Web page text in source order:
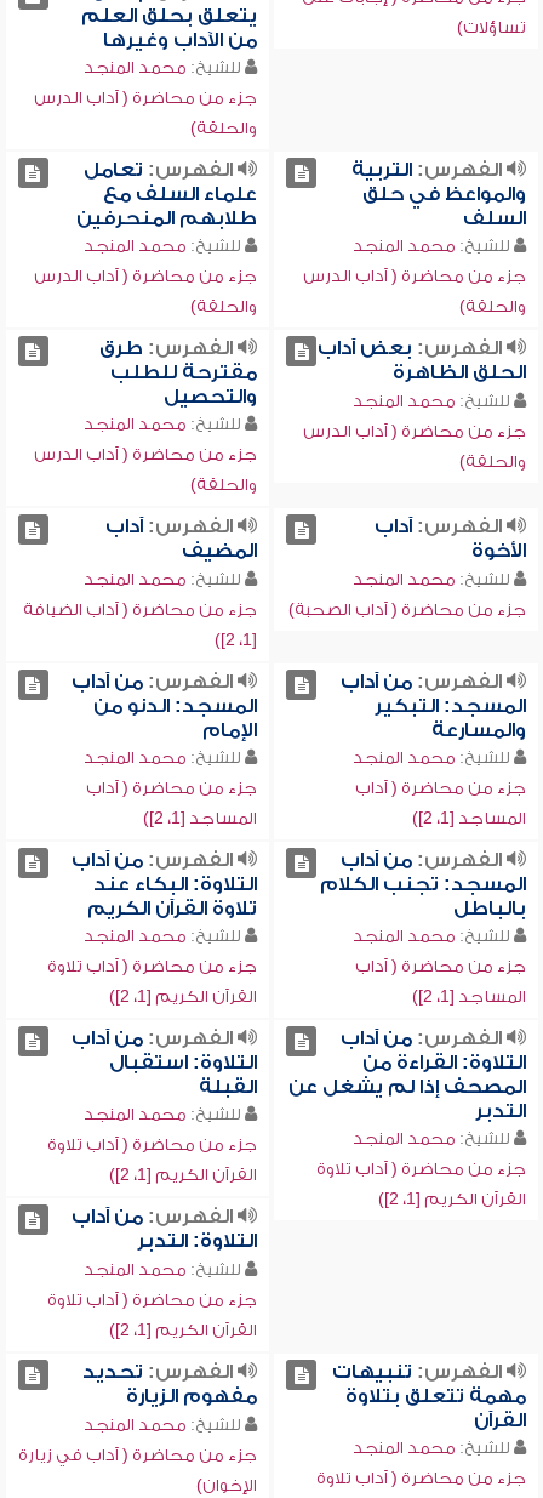
تساؤلات)
يتعلق بحلق العلم
من الآداب وغيرها
للشيخ: محمد المنجد
جزء من محاضرة ( آداب الدرس
والحلقة)
الفهرس:التربية
والمواعظ في حلق
السلف
للشيخ: محمد المنجد
جزء من محاضرة ( آداب الدرس
والحلقة)
الفهرس: تعامل
علماء السلف مع
طلابهم المنحرفين
للشيخ: محمد المنجد
جزء من محاضرة ( آداب الدرس
والحلقة)
الفهرس: بعض آداب
الحلق الظاهرة
للشيخ: محمد المنجد
جزء من محاضرة ( آداب الدرس
والحلقة)
الفهرس: طرق
مقترحة للطلب
والتحصيل
للشيخ: محمد المنجد
جزء من محاضرة ( آداب الدرس
والحلقة)
الفهرس:آداب
الأخوة
للشيخ: محمد المنجد
جزء من محاضرة ( آداب الصحبة)
الفهرس:آداب
المضيف
للشيخ: محمد المنجد
جزء من محاضرة ( آداب الضيافة
[1، 2])
الفهرس:من آداب
المسجد: التبكير
والمسارعة
للشيخ: محمد المنجد
جزء من محاضرة ( آداب
المساجد [1، 2])
الفهرس:من آداب
المسجد: الدنو من
الإمام
للشيخ: محمد المنجد
جزء من محاضرة ( آداب
المساجد [1، 2])
الفهرس:من آداب
المسجد: تجنب الكلام
بالباطل
للشيخ: محمد المنجد
جزء من محاضرة ( آداب
المساجد [1، 2])
الفهرس:من آداب
التلاوة: البكاء عند
تلاوة القرآن الكريم
للشيخ: محمد المنجد
جزء من محاضرة ( آداب تلاوة
القرآن الكريم [1، 2])
الفهرس:من آداب
التلاوة: القراءة من
المصحف إذا لم يشغل عن
التدبر
للشيخ: محمد المنجد
جزء من محاضرة ( آداب تلاوة
القرآن الكريم [1، 2])
الفهرس:من آداب
التلاوة: استقبال
القبلة
للشيخ: محمد المنجد
جزء من محاضرة ( آداب تلاوة
القرآن الكريم [1، 2])
الفهرس:من آداب
التلاوة: التدبر
للشيخ: محمد المنجد
جزء من محاضرة ( آداب تلاوة
القرآن الكريم [1، 2])
الفهرس: تنبيهات
مهمة تتعلق بتلاوة
القرآن
للشيخ: محمد المنجد
جزء من محاضرة ( آداب تلاوة
الفهرس: تحديد
مفهوم الزيارة
للشيخ: محمد المنجد
جزء من محاضرة ( آداب في زيارة
الإخوان)